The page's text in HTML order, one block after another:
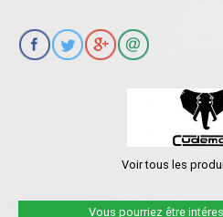
Voir tous les
Vous pourriez être